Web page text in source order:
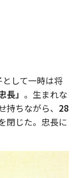
して一時は将
長」 。生まれな
ちながら、 28
閉じた。忠長に